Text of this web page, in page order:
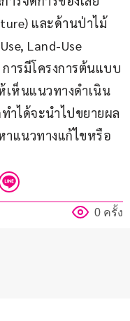
และด้านป่าไม้
Land-Use
การมีโครงการต้นแบบ
เห็นแนวทางดำเนิน
ทำได้จะนำไปขยายผล
าแนวทางแก้ไขหรือ
0 ครั้ง